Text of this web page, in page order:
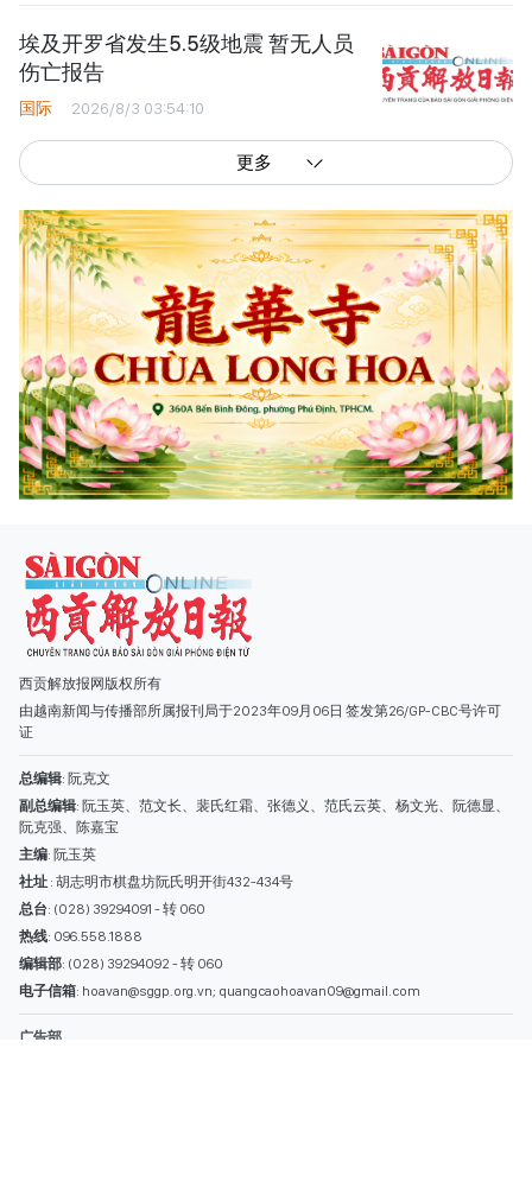
埃及开罗省发生5.5级地震 暂无人员
伤亡报告
国际 2026/8/3 03:54:10
更多
西贡解放报网版权所有
由越南新闻与传播部所属报刊局于2023年09月06日 签发第26/GP-CBC号许可
证
阮克强、陈嘉宝
主编: 阮玉英
社址: 胡志明市棋盘坊阮氏明开街432-434号
总台: (028) 39294091 - 转 060
电子信箱
广告部
(028) 38334185
quangcaohoavan09@gmail.com;
类别